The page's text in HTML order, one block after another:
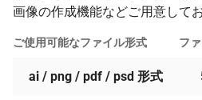
画像の作成機能などご用意してお
ご使用可能なファイル形式
ai / png / pdf / psd 形式
フ